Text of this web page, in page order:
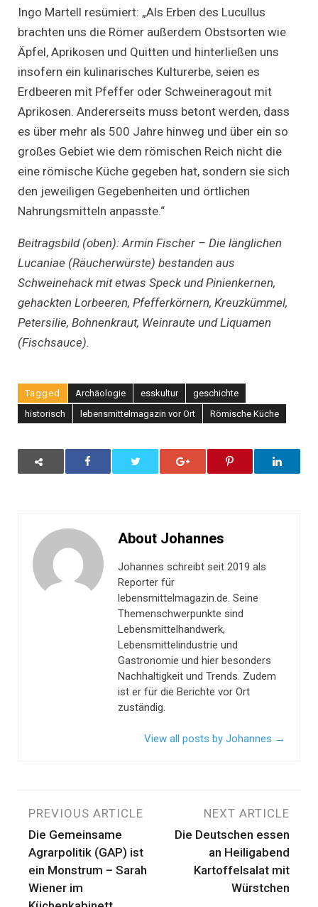
Ingo Martell resümiert: „Als Erben des Lucullus
brachten uns die Römer außerdem Obstsorten wie
Äpfel, Aprikosen und Quitten und hinterließen uns
insofern ein kulinarisches Kulturerbe, seien es
Erdbeeren mit Pfeffer oder Schweineragout mit
Aprikosen. Andererseits muss betont werden, dass
es über mehr als 500 Jahre hinweg und über ein so
großes Gebiet wie dem römischen Reich nicht die
eine römische Küche gegeben hat, sondern sie sich
den jeweiligen Gegebenheiten und örtlichen
Nahrungsmitteln anpasste.“
Beitragsbild (oben): Armin Fischer – Die länglichen
Lucaniae (Räucherwürste) bestanden aus
Schweinehack mit etwas Speck und Pinienkernen,
gehackten Lorbeeren, Pfefferkörnern, Kreuzkümmel,
Petersilie, Bohnenkraut, Weinraute und Liquamen
(Fischsauce).
Tagged Archäologie esskultur
geschichte
historisch
lebensmittelmagazin vor Ort Römische Küche
About Johannes
Johannes schreibt seit 2019 als
Reporter für
lebensmittelmagazin.de. Seine
Themenschwerpunkte sind
Lebensmittelhandwerk,
Lebensmittelindustrie und
Gastronomie und hier besonders
Nachhaltigkeit und Trends. Zudem
ist er für die Berichte vor Ort
zuständig.
View all posts by Johannes →
Beitragsnavigation
PREVIOUS ARTICLE
Die Gemeinsame
Agrarpolitik (GAP) ist
ein Monstrum – Sarah
Wiener im
NEXT ARTICLE
Die Deutschen essen
an Heiligabend
Kartoffelsalat mit
Würstchen